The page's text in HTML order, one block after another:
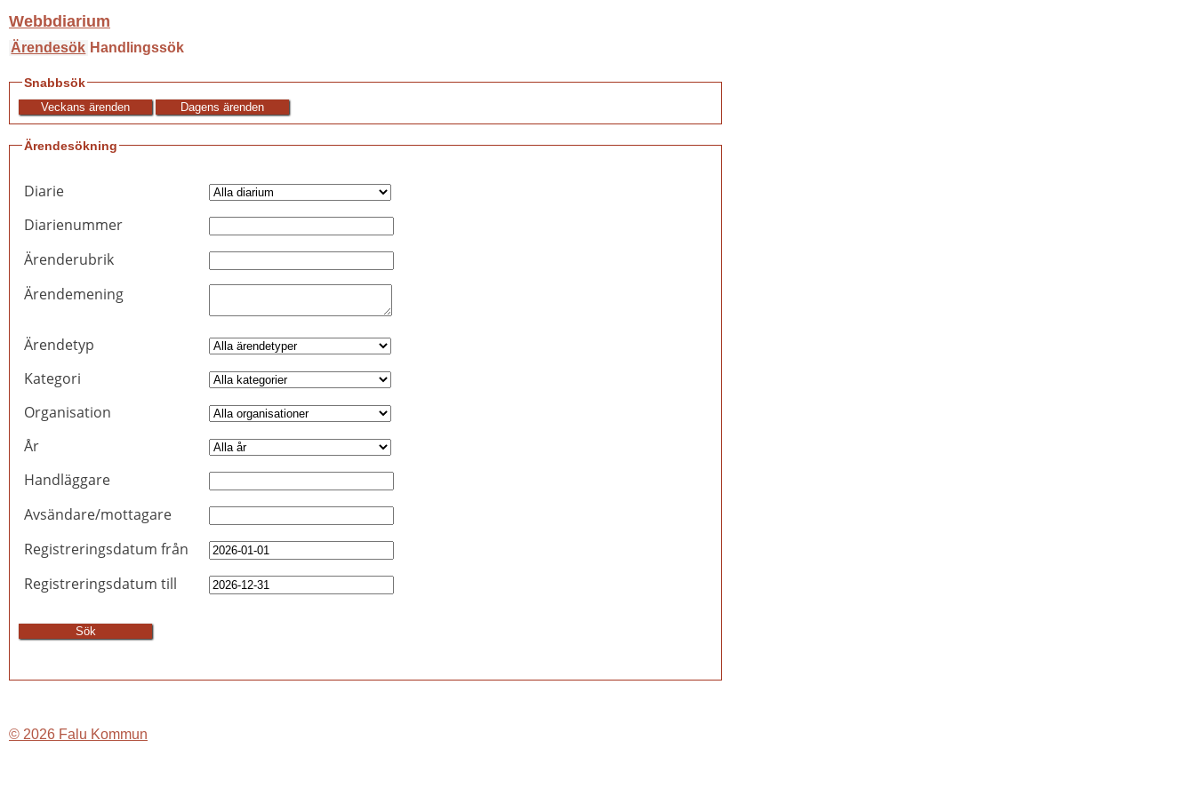
Webbdiarium
Ärendesök Handlingssök
Snabbsök
Ärendesökning
Diarie
Diarienummer
Ärenderubrik
Ärendemening
Ärendetyp
Kategori
Organisation
År
Handläggare
Avsändare/mottagare
Registreringsdatum från
Registreringsdatum till
© 2026 Falu Kommun